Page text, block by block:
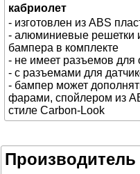
кабриолет
- изготовлен из ABS
- алюминиевые решетки
бампера в комплекте
- не имеет разъемов
- с разъемами для
- бампер может
фарами, спойлером из
стиле Carbon-Look